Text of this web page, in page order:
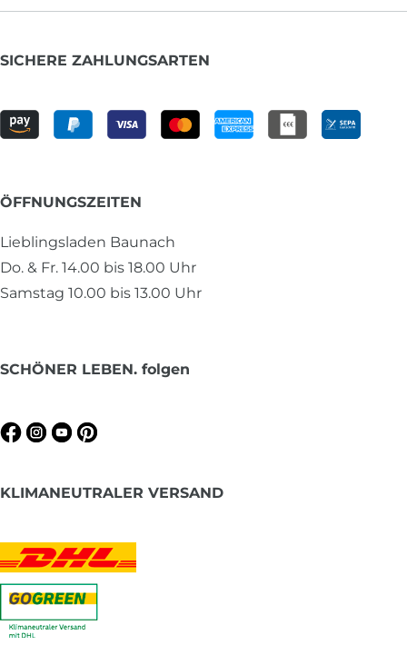
SICHERE ZAHLUNGSARTEN
ÖFFNUNGSZEITEN
Lieblingsladen Baunach
Do. & Fr. 14.00 bis 18.00 Uhr
Samstag 10.00 bis 13.00 Uhr
SCHÖNER LEBEN. folgen
KLIMANEUTRALER VERSAND